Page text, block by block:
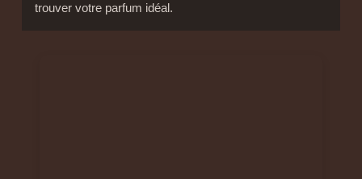
trouver votre parfum idéal.